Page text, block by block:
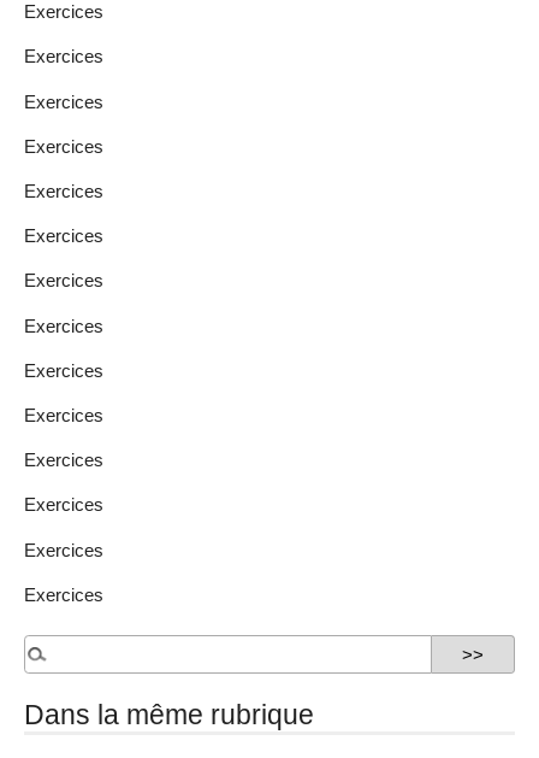
Exercices
Exercices
Exercices
Exercices
Exercices
Exercices
Exercices
Exercices
Exercices
Exercices
Exercices
Exercices
Exercices
Exercices
Dans la même rubrique